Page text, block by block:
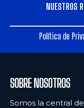
NUESTROS
Política de
SOBRE NOSOTROS
Somos la central